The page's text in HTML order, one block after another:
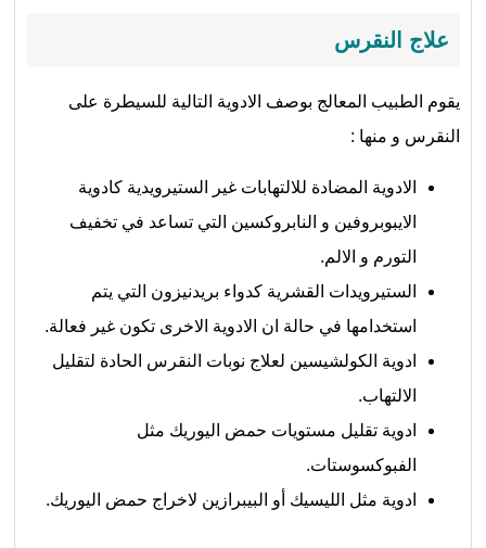
علاج النقرس
يقوم الطبيب المعالج بوصف الادوية التالية للسيطرة على
النقرس و منها :
الادوية المضادة للالتهابات غير الستيرويدية كادوية
الايبوبروفين و النابروكسين التي تساعد في تخفيف
التورم و الالم.
الستيرويدات القشرية كدواء بريدنيزون التي يتم
استخدامها في حالة ان الادوية الاخرى تكون غير فعالة.
ادوية الكولشيسين لعلاج نوبات النقرس الحادة لتقليل
الالتهاب.
ادوية تقليل مستويات حمض اليوريك مثل
الفبوكسوستات.
ادوية مثل الليسيك أو البيبرازين لاخراج حمض اليوريك.